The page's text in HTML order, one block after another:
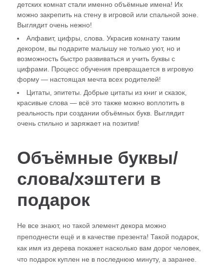
детских комнат стали именно объёмные имена! Их
можно закрепить на стену в игровой или спальной зоне.
Выглядит очень нежно!
Алфавит, цифры, слова. Украсив комнату таким
декором, вы подарите малышу не только уют, но и
возможность быстро развиваться и учить буквы с
цифрами. Процесс обучения превращается в игровую
форму — настоящая мечта всех родителей!
Цитаты, эпитеты. Добрые цитаты из книг и сказок,
красивые слова — всё это также можно воплотить в
реальность при создании объёмных букв. Выглядит
очень стильно и заряжает на позитив!
Объёмные буквы/
слова/хэштеги в
подарок
Не все знают, но такой элемент декора можно
преподнести ещё и в качестве презента! Такой подарок,
как имя из дерева покажет насколько вам дорог человек,
что подарок куплен не в последнюю минуту, а заранее.